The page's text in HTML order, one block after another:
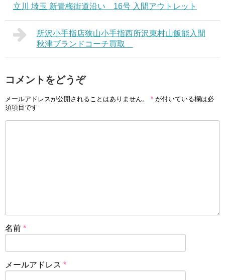
立川 埼玉 新青梅街道沿い 16号 入間アウトレット
所沢小手指店狭山小手指西所沢東村山飯能入間
秋津ブランドコーチ買取
コメントをどうぞ
メールアドレスが公開されることはありません。 * が付いている欄は必
須項目です
名前 *
メールアドレス *